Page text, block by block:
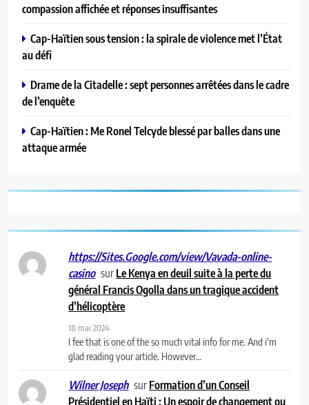
compassion affichée et réponses insuffisantes
Cap-Haïtien sous tension : la spirale de violence met l’État
au défi
Drame de la Citadelle : sept personnes arrêtées dans le cadre
de l’enquête
Cap-Haïtien : Me Ronel Telcyde blessé par balles dans une
attaque armée
https://Sites.Google.com/view/Vavada-online-
casino surLe Kenya en deuil suite à la perte du
général Francis Ogolla dans un tragique accident
d’hélicoptère
18 mai 2024
I fee that is one of the so much vital info for me. And i'm
glad reading your article. However…
Wilner Joseph surFormation d’un Conseil
Présidentiel en Haïti : Un espoir de changement ou